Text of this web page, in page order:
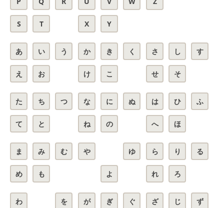
S T X Y
あ い う
え お
か き く
け こ
さ し す
せ そ
た ち つ
て と
な に ぬ
ね の
は ひ ふ
へ ほ
ま み む
め も
や ゆ
よ
ら り る
れ ろ
わ を が ぎ ぐ ざ じ ず